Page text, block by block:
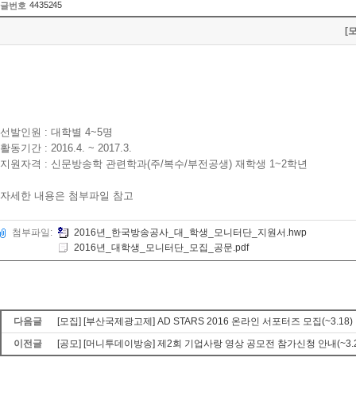
글번호 4435245
[
선발인원 : 대학별 4~5명
활동기간 : 2016.4. ~ 2017.3.
지원자격 : 신문방송학 관련학과(주/복수/부전공생) 재학생 1~2학년
자세한 내용은 첨부파일 참고
첨부파일:
2016년_한국방송공사_대_학생_모니터단_지원서.hwp
2016년_대학생_모니터단_모집_공문.pdf
다음글
[모집] [부산국제광고제] AD STARS 2016 온라인 서포터즈 모집(~3.18)
이전글
[공모] [머니투데이방송] 제2회 기업사랑 영상 공모전 참가신청 안내